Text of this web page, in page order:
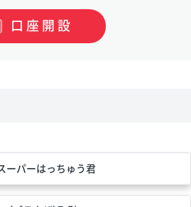
口座開設
ーパーはっちゅう君